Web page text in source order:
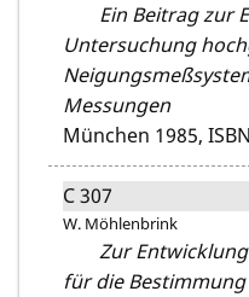
Ein Beitrag zur
Untersuchung
Messungen
München 1985,
C 307
W. Möhlenbrink
Zur
für die